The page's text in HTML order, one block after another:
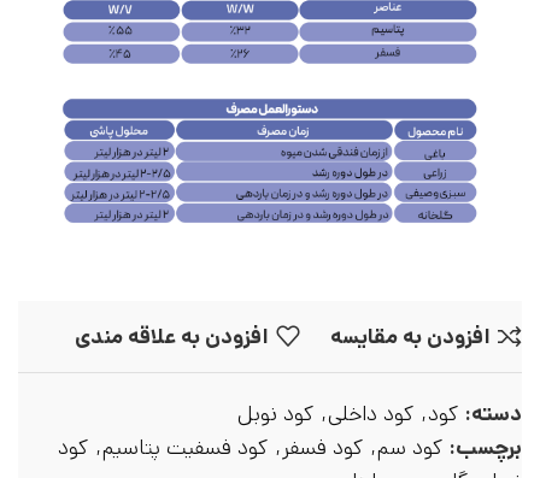
افزودن به مقایسه افزودن به علاقه مندی
دسته: کود, کود داخلی, کود نوبل
برچسب: کود سم, کود فسفر, کود فسفیت پتاسیم, کود